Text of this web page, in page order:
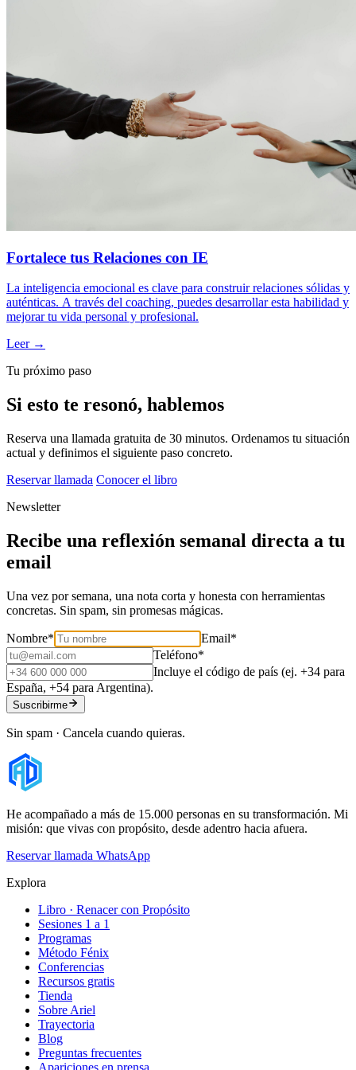
Fortalece tus Relaciones con IE
La inteligencia emocional es clave para construir relaciones sólidas y
auténticas. A través del coaching, puedes desarrollar esta habilidad y
mejorar tu vida personal y profesional.
Leer →
Tu próximo paso
Si esto te resonó, hablemos
Reserva una llamada gratuita de 30 minutos. Ordenamos tu situación
actual y definimos el siguiente paso concreto.
Reservar llamada Conocer el libro
Newsletter
Recibe una reflexión semanal directa a tu
email
Una vez por semana, una nota corta y honesta con herramientas
concretas. Sin spam, sin promesas mágicas.
Nombre* Email*
Teléfono*
Incluye el código de país (ej. +34 para
España, +54 para Argentina).
Suscribirme
Sin spam · Cancela cuando quieras.
He acompañado a más de 15.000 personas en su transformación. Mi
misión: que vivas con propósito, desde adentro hacia afuera.
Reservar llamada WhatsApp
Explora
Libro · Renacer con Propósito
Sesiones 1 a 1
Programas
Método Fénix
Conferencias
Recursos gratis
Tienda
Sobre Ariel
Trayectoria
Blog
Preguntas frecuentes
Apariciones en prensa